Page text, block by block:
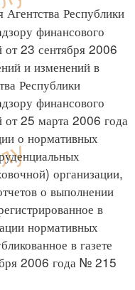
Агентства Республики
финансового
от 23 сентября 2006
и изменений в
Республики
финансового
от 25 марта 2006 года
о нормативных
организации,
о выполнении
в
нормативных
в газете
2006 года № 215